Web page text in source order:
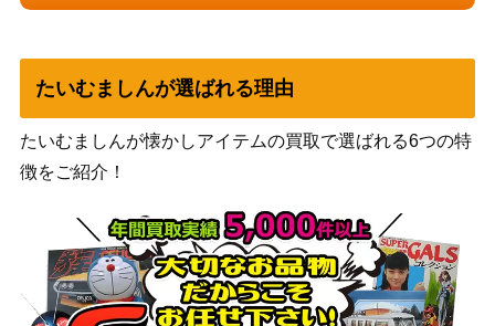
のどかな埋葬（20thS
KONAMI
ァーラル（QCSE/25th）
（INFINITE
妖眼の相剣師（QCSE/25
COLLECTION）
ギガンティック“チャン
ピオン”サルガス（PS
E）【PHHY-JP045】
コナミ
（PHOTON
HYPERNOVA）
600
たいむましんが選ばれる理由
たいむましんが懐かしアイテムの買取で選ばれる6つの特
徴をご紹介！